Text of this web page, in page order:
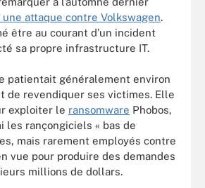
attaque contre Volkswagen.
être au courant d’un incident
sa propre infrastructure IT.
patientait généralement environ
de revendiquer ses victimes. Elle
exploiter le ransomware Phobos,
les rançongiciels « bas de
mais rarement employés contre
vue pour produire des demandes
millions de dollars.